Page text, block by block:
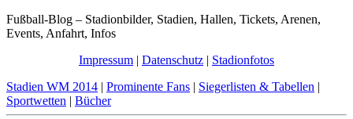
Fußball-Blog – Stadionbilder, Stadien, Hallen, Tickets, Arenen,
Events, Anfahrt, Infos
Impressum | Datenschutz | Stadionfotos
Stadien WM 2014 | Prominente Fans | Siegerlisten & Tabellen |
Sportwetten | Bücher